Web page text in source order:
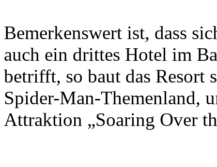
Bemerkenswert ist, dass
auch ein drittes Hotel im
betrifft, so baut das Resort
Spider-Man-Themenland,
Attraktion „Soaring Over